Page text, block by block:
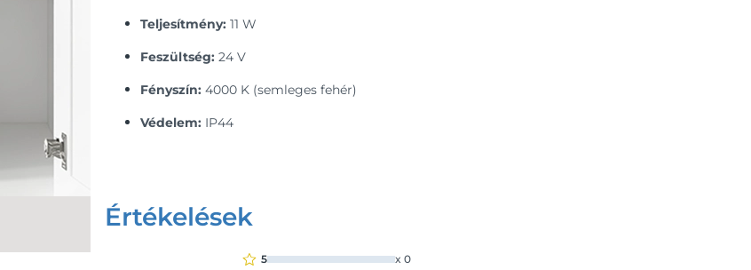
Teljesítmény: 11 W
Feszültség: 24 V
Fényszín: 4000 K (semleges fehér)
Védelem: IP44
Értékelések
5 x 0